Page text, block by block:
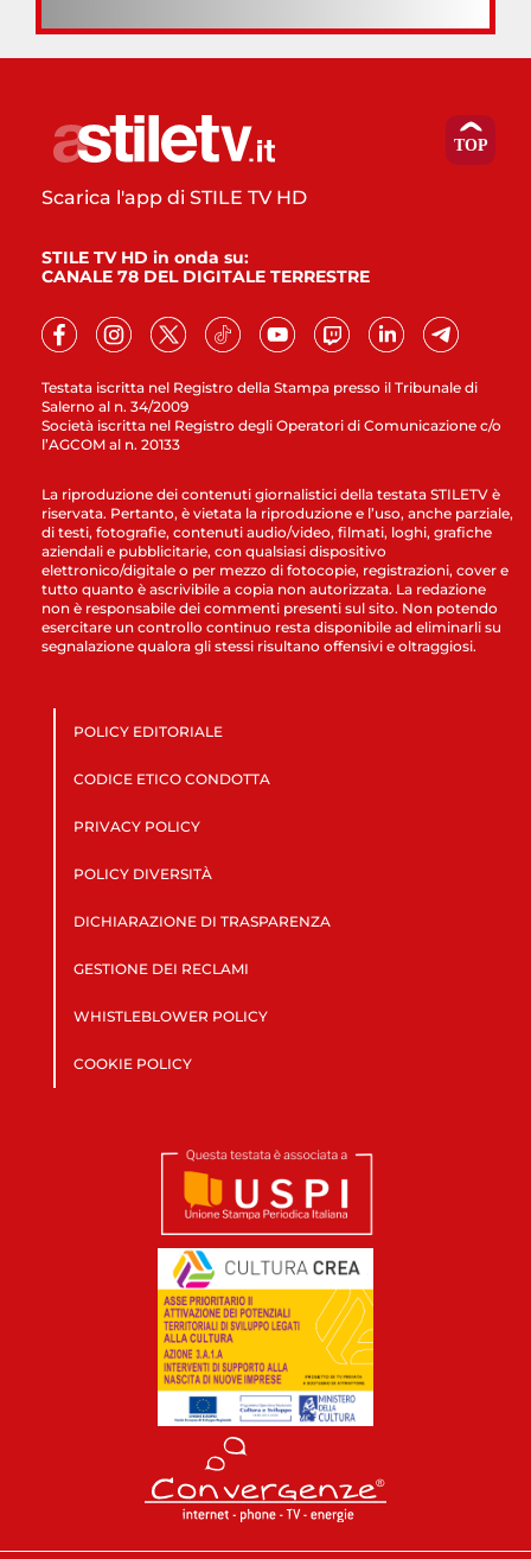
Testata iscritta nel Registro della Stampa presso il Tribunale di
Salerno al n. 34/2009
Società iscritta nel Registro degli Operatori di Comunicazione c/o
l’AGCOM al n. 20133
Scarica l'app di STILE TV HD
STILE TV HD in onda su:
CANALE 78 DEL DIGITALE TERRESTRE
La riproduzione dei contenuti giornalistici della testata STILETV è
riservata. Pertanto, è vietata la riproduzione e l’uso, anche parziale,
di testi, fotografie, contenuti audio/video, filmati, loghi, grafiche
aziendali e pubblicitarie, con qualsiasi dispositivo
elettronico/digitale o per mezzo di fotocopie, registrazioni, cover e
tutto quanto è ascrivibile a copia non autorizzata. La redazione
non è responsabile dei commenti presenti sul sito. Non potendo
esercitare un controllo continuo resta disponibile ad eliminarli su
segnalazione qualora gli stessi risultano offensivi e oltraggiosi.
POLICY EDITORIALE
CODICE ETICO CONDOTTA
PRIVACY POLICY
POLICY DIVERSITÀ
DICHIARAZIONE DI TRASPARENZA
GESTIONE DEI RECLAMI
WHISTLEBLOWER POLICY
COOKIE POLICY